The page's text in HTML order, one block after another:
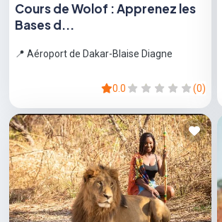
Cours de Wolof : Apprenez les
Bases d...
📍 Aéroport de Dakar-Blaise Diagne
0.0 (0)